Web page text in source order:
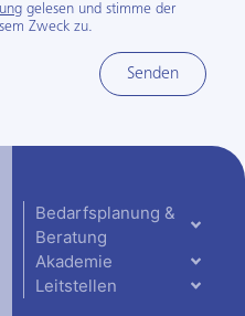
gelesen und stimme der
Zweck zu.
Senden
Bedarfsplanung &
Beratung
Akademie
Leitstellen